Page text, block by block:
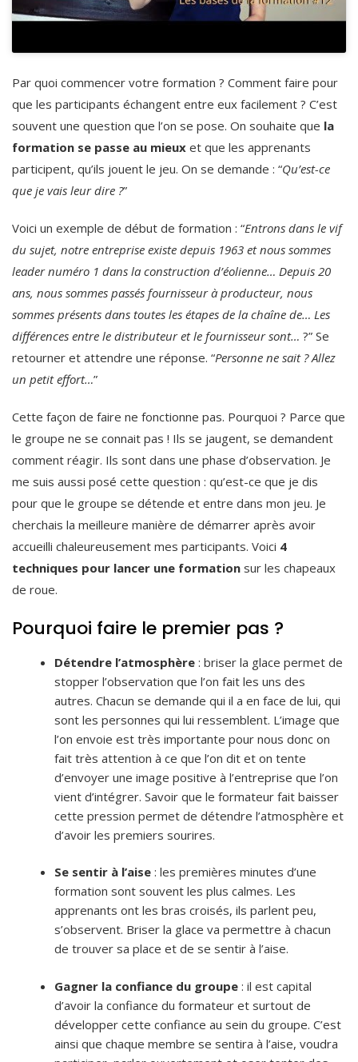
Par quoi commencer votre formation ? Comment faire pour
que les participants échangent entre eux facilement ? C’est
souvent une question que l’on se pose. On souhaite que la
formation se passe au mieux et que les apprenants
participent, qu’ils jouent le jeu. On se demande : “Qu’est-ce
que je vais leur dire ?”
Voici un exemple de début de formation : “Entrons dans le vif
du sujet, notre entreprise existe depuis 1963 et nous sommes
leader numéro 1 dans la construction d’éolienne… Depuis 20
ans, nous sommes passés fournisseur à producteur, nous
sommes présents dans toutes les étapes de la chaîne de… Les
différences entre le distributeur et le fournisseur sont… ?” Se
retourner et attendre une réponse. “Personne ne sait ? Allez
un petit effort…”
Cette façon de faire ne fonctionne pas. Pourquoi ? Parce que
le groupe ne se connait pas ! Ils se jaugent, se demandent
comment réagir. Ils sont dans une phase d’observation. Je
me suis aussi posé cette question : qu’est-ce que je dis
pour que le groupe se détende et entre dans mon jeu. Je
cherchais la meilleure manière de démarrer après avoir
accueilli chaleureusement mes participants. Voici 4
techniques pour lancer une formation sur les chapeaux
de roue.
Pourquoi faire le premier pas ?
Détendre l’atmosphère : briser la glace permet de
stopper l’observation que l’on fait les uns des
autres. Chacun se demande qui il a en face de lui, qui
sont les personnes qui lui ressemblent. L’image que
l’on envoie est très importante pour nous donc on
fait très attention à ce que l’on dit et on tente
d’envoyer une image positive à l’entreprise que l’on
vient d’intégrer. Savoir que le formateur fait baisser
cette pression permet de détendre l’atmosphère et
d’avoir les premiers sourires.
Se sentir à l’aise : les premières minutes d’une
formation sont souvent les plus calmes. Les
apprenants ont les bras croisés, ils parlent peu,
s’observent. Briser la glace va permettre à chacun
de trouver sa place et de se sentir à l’aise.
Gagner la confiance du groupe : il est capital
d’avoir la confiance du formateur et surtout de
développer cette confiance au sein du groupe. C’est
ainsi que chaque membre se sentira à l’aise, voudra